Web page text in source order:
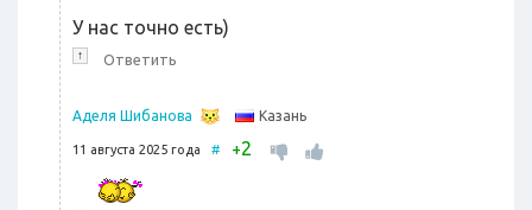
У нас точно есть)
↑ Ответить
Аделя Шибанова Казань
11 августа 2025 года # +2